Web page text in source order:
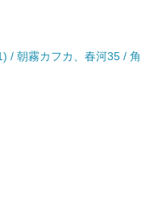
/ 朝霧カフカ、春河35 / 角